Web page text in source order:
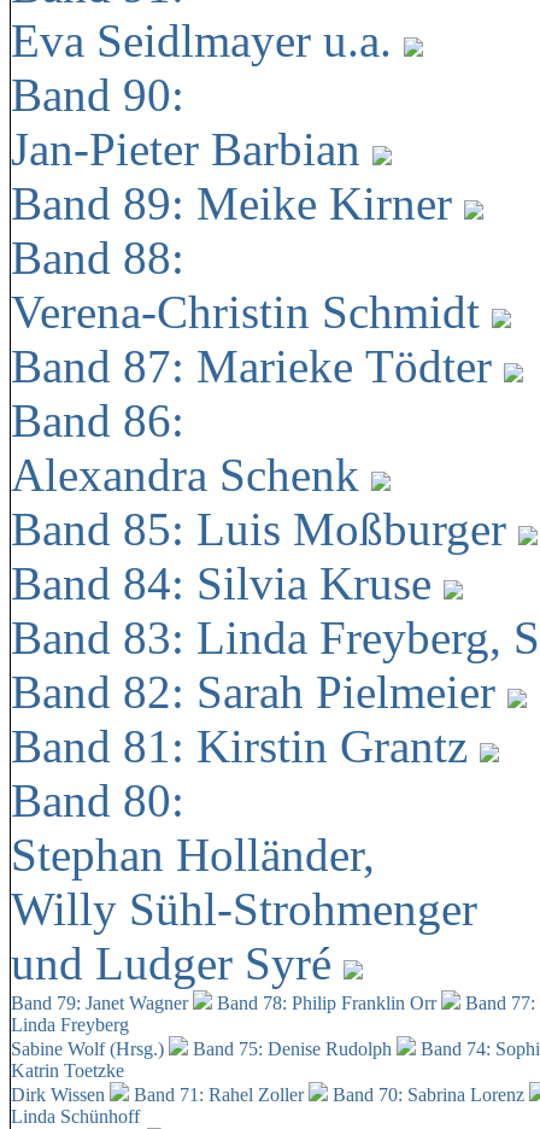
Eva Seidlmayer u.a.
Band 90:
Jan-Pieter Barbian
Band 89: Meike Kirner
Band 88:
Verena-Christin Schmidt
Band 87: Marieke Tödter
Band 86:
Alexandra Schenk
Band 85: Luis Moßburger
Band 84: Silvia Kruse
Band 83: Linda Freyberg,
Band 82: Sarah Pielmeier
Band 81: Kirstin Grantz
Band 80:
Stephan Holländer,
Willy Sühl-Strohmenger
und Ludger Syré
Band 79: Janet Wagner Band 78: Philip Franklin Orr
Band
Linda Freyberg
Sabine Wolf (Hrsg.)
Band 75: Denise Rudolph
Band 74:
Katrin Toetzke
Dirk Wissen
Band 71: Rahel Zoller
Band 70: Sabrina Lorenz
Linda Schünhoff